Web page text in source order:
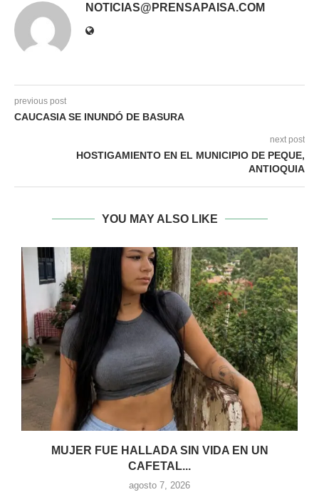
NOTICIAS@PRENSAPAISA.COM
previous post
CAUCASIA SE INUNDÓ DE BASURA
next post
HOSTIGAMIENTO EN EL MUNICIPIO DE PEQUE,
ANTIOQUIA
YOU MAY ALSO LIKE
MUJER FUE HALLADA SIN VIDA EN UN
CAFETAL...
agosto 7, 2026